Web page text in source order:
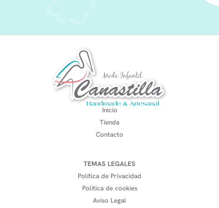
Inicio
Tienda
Contacto
TEMAS LEGALES
Política de Privacidad
Política de cookies
Aviso Legal